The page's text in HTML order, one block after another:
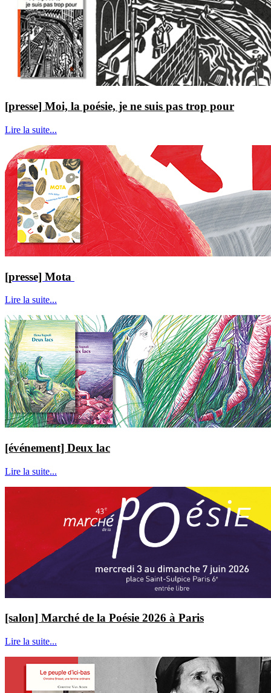
[presse] Moi, la poésie, je ne suis pas trop pour
Lire la suite...
[presse] Mota
Lire la suite...
[événement] Deux lac
Lire la suite...
[salon] Marché de la Poésie 2026 à Paris
Lire la suite...